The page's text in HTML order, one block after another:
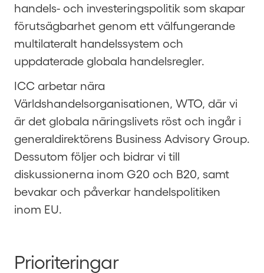
handels- och investeringspolitik som skapar
förutsägbarhet genom ett välfungerande
multilateralt handelssystem och
uppdaterade globala handelsregler.
ICC arbetar nära
Världshandelsorganisationen, WTO, där vi
är det globala näringslivets röst och ingår i
generaldirektörens Business Advisory Group.
Dessutom följer och bidrar vi till
diskussionerna inom G20 och B20, samt
bevakar och påverkar handelspolitiken
inom EU.
Prioriteringar